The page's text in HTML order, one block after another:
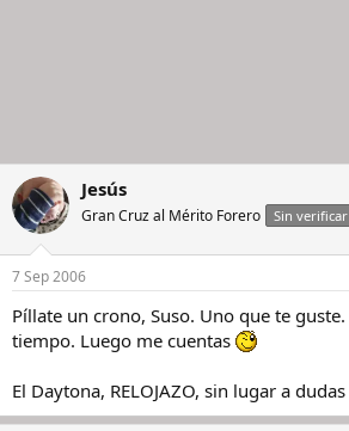
Jesús
Gran Cruz al Mérito Forero Sin verificar
7 Sep 2006
Píllate un crono, Suso. Uno que te
tiempo. Luego me cuentas
El Daytona, RELOJAZO, sin lugar a dudas